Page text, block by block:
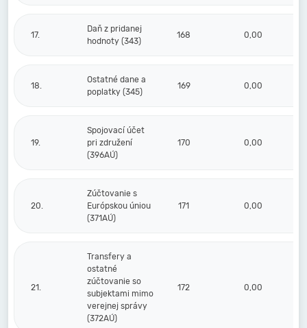
17.
Daň z pridanej
hodnoty (343)
168 0,00
18.
Ostatné dane a
poplatky (345)
169 0,00
19.
Spojovací účet
pri združení
(396AÚ)
170 0,00
20.
Zúčtovanie s
Európskou úniou
(371AÚ)
171 0,00
21.
Transfery a
ostatné
zúčtovanie so
subjektami mimo
verejnej správy
(372AÚ)
172 0,00